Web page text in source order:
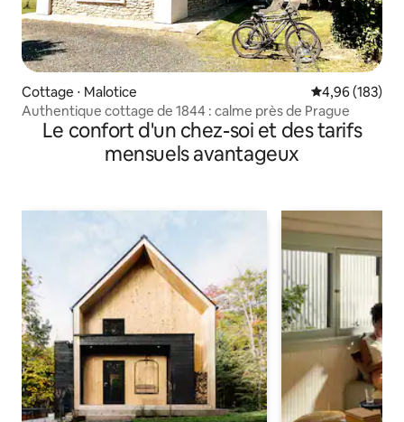
Cottage ⋅ Malotice Évaluation
4,96 (183)
Authentique cottage de 1844 : calme près de Prague
Le confort d'un chez-soi et des tarifs
mensuels avantageux